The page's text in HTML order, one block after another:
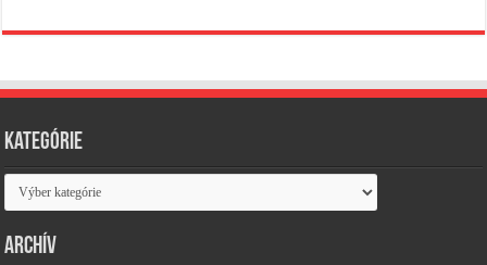
Kategórie
Kategórie
Archív